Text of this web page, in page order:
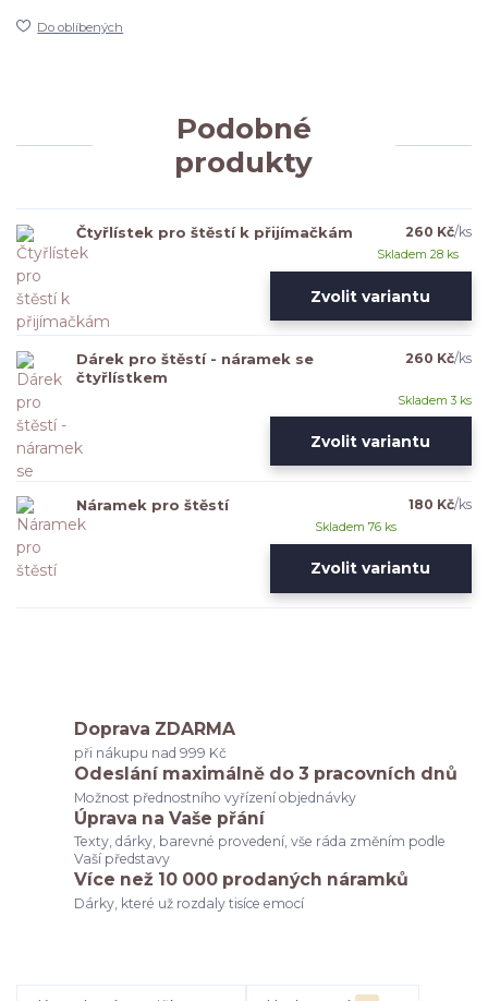
Do oblíbených
Podobné
produkty
Čtyřlístek pro štěstí k přijímačkám 260 Kč/ks
Skladem 28 ks
Zvolit variantu
Dárek pro štěstí - náramek se
čtyřlístkem
260 Kč/ks
Skladem 3 ks
Zvolit variantu
Náramek pro štěstí 180 Kč/ks
Skladem 76 ks
Zvolit variantu
Doprava ZDARMA
při nákupu nad 999 Kč
Odeslání maximálně do 3 pracovních dnů
Možnost přednostního vyřízení objednávky
Úprava na Vaše přání
Texty, dárky, barevné provedení, vše ráda změním podle
Vaší představy
Více než 10 000 prodaných náramků
Dárky, které už rozdaly tisíce emocí